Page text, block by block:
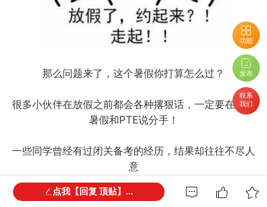
功能
发布
联系
我们
那么问题来了，这个暑假你打算怎么过？
很多小伙伴在放假之前都会各种撂狠话，一定要在这个
暑假和PTE说分手！
一些同学曾经有过闭关备考的经历，结果却往往不尽人
意
渐渐的，学习从一开始热情高涨，变成了三天打鱼两天
点我【回复 顶贴】...